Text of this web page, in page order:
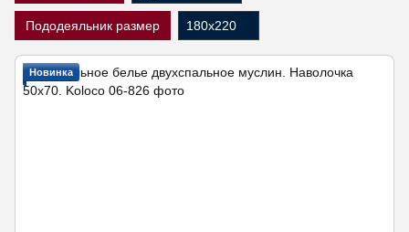
Пододеяльник размер 180х220
Новинка